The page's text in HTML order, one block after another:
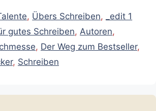
, Übers Schreiben,
_edit 1
gutes Schreiben,Autoren,
, Der Weg zum Bestseller,
, Schreiben